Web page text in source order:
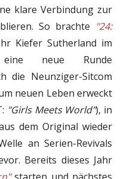
klare Verbindung zur
So brachte "24:
Kiefer Sutherland im
eine neue Runde
die Neunziger-Sitcom
neuen Leben erweckt
"Girls Meets World"), in
dem Original wieder
an Serien-Revivals
Bereits dieses Jahr
starten und nächstes